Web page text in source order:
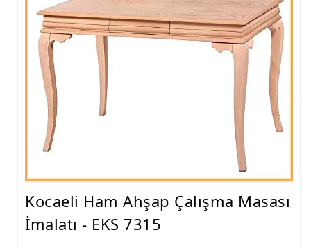
Ham Ahşap Göbekli Masa Ayak İmalatı, Modelleri
Ham Ahşap Yemek Masası İmalatı, Modelleri
Ham Ahşap Sandalye İmalatı, Modelleri
Ham Ahşap Zigon Sehpa İmalatı, Modelleri
Ham Ahşap Fiskos Sehpa İmalatı, Modelleri
Ham Ahşap Orta ve Yan Sehpa İmalatı, Modelleri
Ham Ahşap Tv Ünitesi (Plazma) İmalatı, Modelleri
Ham Ahşap Dresuar İmalatı, Modelleri
Ham Ahşap Konsol İmalatı, Modelleri
Kocaeli Ham Ahşap Çalışma Masası
İmalatı - EKS 7315